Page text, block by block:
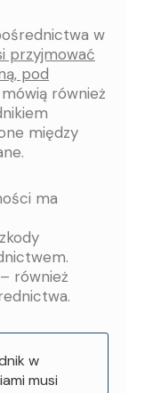
w
przyjmować
pod
również
między
ma
również
w
musi